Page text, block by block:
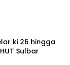
ki 26 hingga
Sulbar